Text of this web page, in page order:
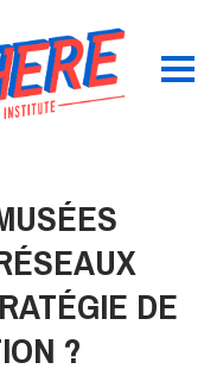
DE
?